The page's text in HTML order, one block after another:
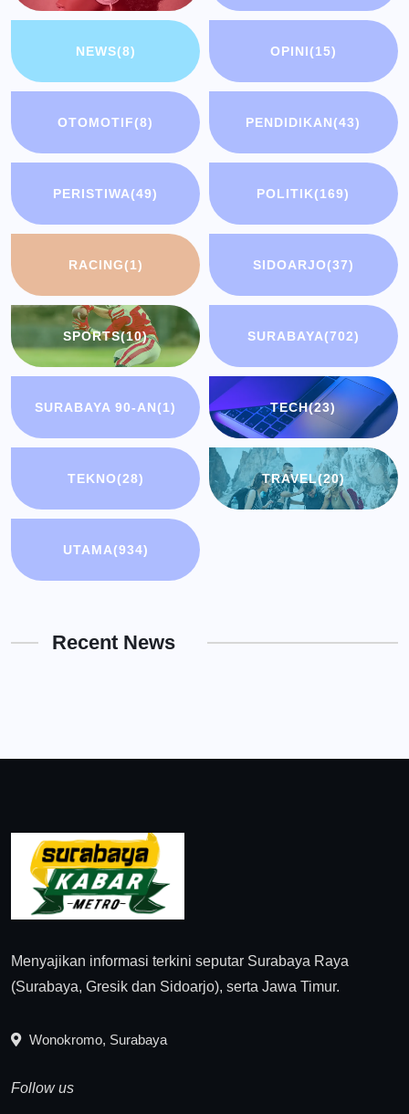
NEWS(8) OPINI(15)
OTOMOTIF(8) PENDIDIKAN(43)
PERISTIWA(49) POLITIK(169)
RACING(1) SIDOARJO(37)
SPORTS(10) SURABAYA(702)
SURABAYA 90-AN(1) TECH(23)
TEKNO(28) TRAVEL(20)
UTAMA(934)
Recent News
Menyajikan informasi terkini seputar Surabaya Raya
(Surabaya, Gresik dan Sidoarjo), serta Jawa Timur.
Wonokromo, Surabaya
Follow us